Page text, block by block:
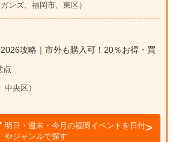
ンズ、福岡市、東区）
攻略｜市外も購入可！20％お得・買
点
央区）
明日・週末・今月の福岡イベントを日付
やジャンルで探す